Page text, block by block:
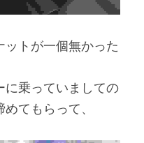
ットが一個無かった
に乗っていましての
てもらって、